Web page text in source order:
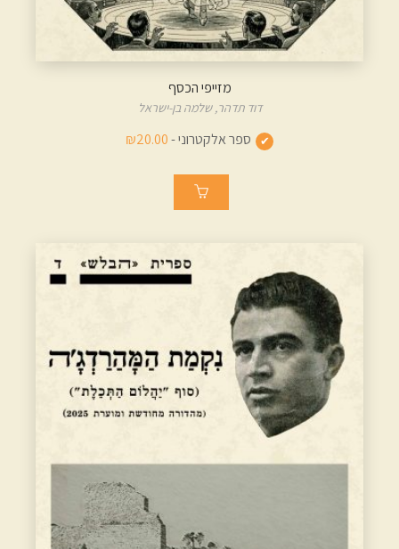
מזייפי הכסף
דוד תדהר,שלמה בן-ישראל
ספר אלקטרוני -₪20.00